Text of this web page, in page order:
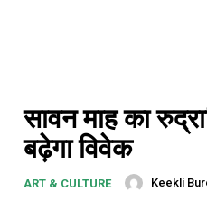
सावन माह का
बढ़ेगा विवेक
ART & CULTURE Keekli